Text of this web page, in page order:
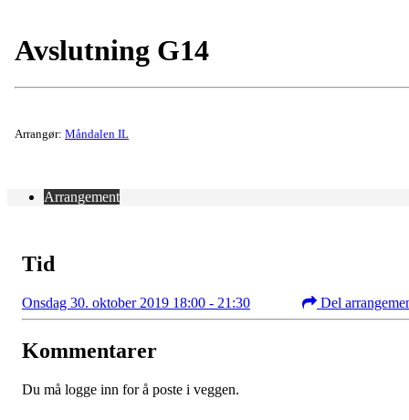
Avslutning G14
Arrangør: Måndalen IL
Arrangement
Tid
Onsdag 30. oktober 2019 18:00 - 21:30 Del
Kommentarer
Du må logge inn for å poste i veggen.